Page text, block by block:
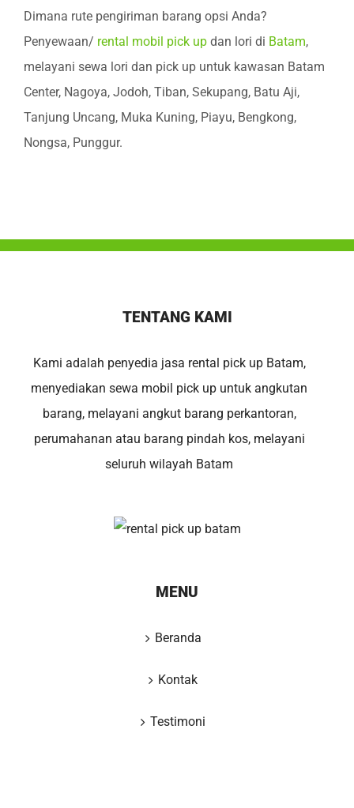
Dimana rute pengiriman barang opsi Anda?
Penyewaan/ rental mobil pick up dan lori di Batam,
melayani sewa lori dan pick up untuk kawasan Batam
Center, Nagoya, Jodoh, Tiban, Sekupang, Batu Aji,
Tanjung Uncang, Muka Kuning, Piayu, Bengkong,
Nongsa, Punggur.
TENTANG KAMI
Kami adalah penyedia jasa rental pick up Batam,
menyediakan sewa mobil pick up untuk angkutan
barang, melayani angkut barang perkantoran,
perumahanan atau barang pindah kos, melayani
seluruh wilayah Batam
MENU
Beranda
Kontak
Testimoni